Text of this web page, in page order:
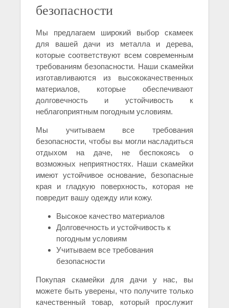
безопасности
Мы предлагаем широкий выбор скамеек
для вашей дачи из металла и дерева,
которые соответствуют всем современным
требованиям безопасности. Наши скамейки
изготавливаются из высококачественных
материалов, которые обеспечивают
долговечность и устойчивость к
неблагоприятным погодным условиям.
Мы учитываем все требования
безопасности, чтобы вы могли насладиться
отдыхом на даче, не беспокоясь о
возможных неприятностях. Наши скамейки
имеют устойчивое основание, безопасные
края и гладкую поверхность, которая не
повредит вашу одежду или кожу.
Высокое качество материалов
Долговечность и устойчивость к
погодным условиям
Учитываем все требования
безопасности
Покупая скамейки для дачи у нас, вы
можете быть уверены, что получите только
качественный товар, который прослужит